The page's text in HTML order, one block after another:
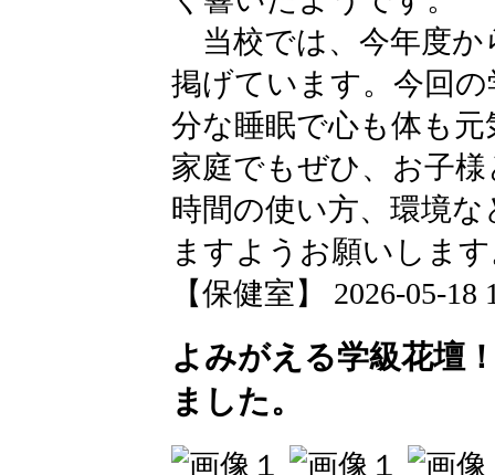
当校では、今年度か
掲げています。今回
分な睡眠で心も体も
家庭でもぜひ、お子
時間の使い方、環境
ますようお願いしま
【保健室】 2026-05-18
よみがえる学級花壇
ました。